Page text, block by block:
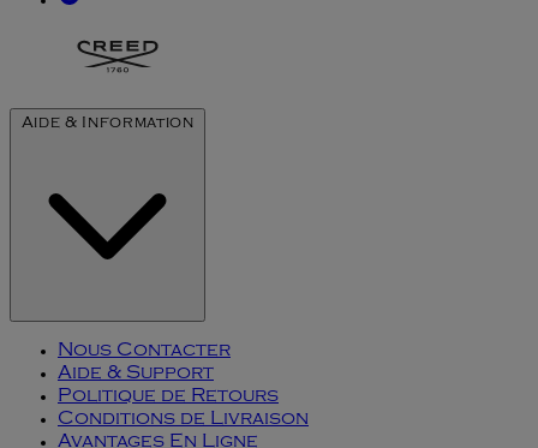
Aide & Information
Nous Contacter
Aide & Support
Politique de Retours
Conditions de Livraison
Avantages En Ligne